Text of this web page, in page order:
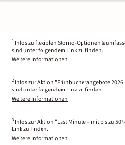
1 Infos zu flexiblen Storno-Optionen &
sind unter folgendem Link zu finden.
Weitere Informationen
2 Infos zur Aktion "Frühbucherangebote
sind unter folgendem Link zu finden.
Weitere Informationen
3 Infos zur Aktion "Last Minute – mit bis zu
Link zu finden.
Weitere Informationen